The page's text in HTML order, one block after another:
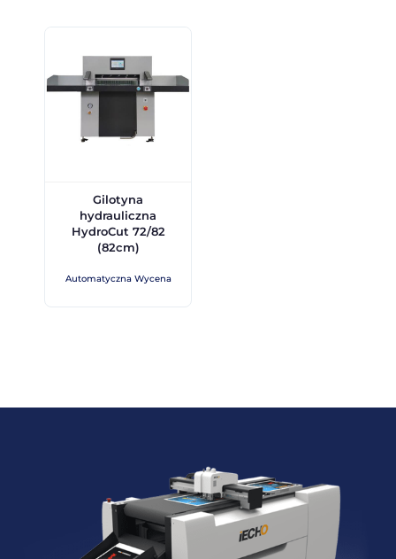
Gilotyna
hydrauliczna
HydroCut 72/82
(82cm)
Automatyczna Wycena